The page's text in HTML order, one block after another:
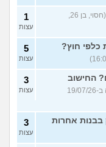
(חסוי, בן 26,
1
עצות
כלפי חוץ? 5
עצות
החישוב
(ירין, בת 19, כתבה ב-19/07/26
3
עצות
בבנות אחרות 3
עצות